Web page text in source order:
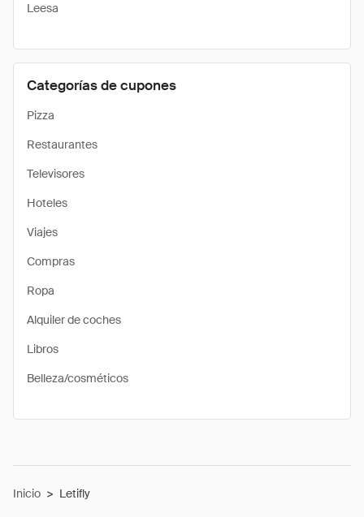
Leesa
Categorías de cupones
Pizza
Restaurantes
Televisores
Hoteles
Viajes
Compras
Ropa
Alquiler de coches
Libros
Belleza/cosméticos
Inicio > Letifly